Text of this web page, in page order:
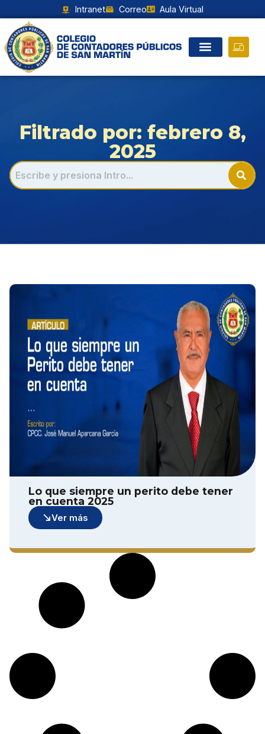
Intranet Correo Aula Virtual
Filtrado por: febrero 8,
2025
Lo que siempre un perito debe tener
en cuenta 2025
Ver más